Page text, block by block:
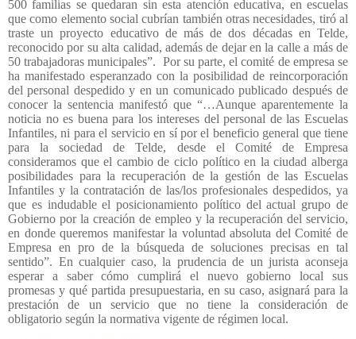
500 familias se quedaran sin esta atención educativa, en escuelas
que como elemento social cubrían también otras necesidades, tiró al
traste un proyecto educativo de más de dos décadas en Telde,
reconocido por su alta calidad, además de dejar en la calle a más de
50 trabajadoras municipales”. Por su parte, el comité de empresa se
ha manifestado esperanzado con la posibilidad de reincorporación
del personal despedido y en un comunicado publicado después de
conocer la sentencia manifestó que “…Aunque aparentemente la
noticia no es buena para los intereses del personal de las Escuelas
Infantiles, ni para el servicio en sí por el beneficio general que tiene
para la sociedad de Telde, desde el Comité de Empresa
consideramos que el cambio de ciclo político en la ciudad alberga
posibilidades para la recuperación de la gestión de las Escuelas
Infantiles y la contratación de las/los profesionales despedidos, ya
que es indudable el posicionamiento político del actual grupo de
Gobierno por la creación de empleo y la recuperación del servicio,
en donde queremos manifestar la voluntad absoluta del Comité de
Empresa en pro de la búsqueda de soluciones precisas en tal
sentido”. En cualquier caso, la prudencia de un jurista aconseja
esperar a saber cómo cumplirá el nuevo gobierno local sus
promesas y qué partida presupuestaria, en su caso, asignará para la
prestación de un servicio que no tiene la consideración de
obligatorio según la normativa vigente de régimen local.